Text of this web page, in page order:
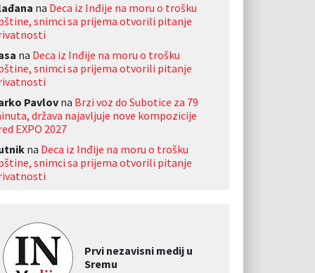
na Deca iz Inđije na moru o trošku
snimci sa prijema otvorili pitanje
na Deca iz Inđije na moru o trošku
snimci sa prijema otvorili pitanje
Pavlovna Brzi voz do Subotice za 79
država najavljuje nove kompozicije
EXPO 2027
na Deca iz Inđije na moru o trošku
snimci sa prijema otvorili pitanje
Prvi nezavisni medij u
Sremu